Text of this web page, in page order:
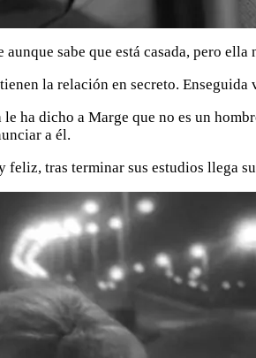
sabe que está casada, pero
la relación en secreto.
ha dicho a Marge que no es un
a él.
feliz, tras terminar sus estudios llega